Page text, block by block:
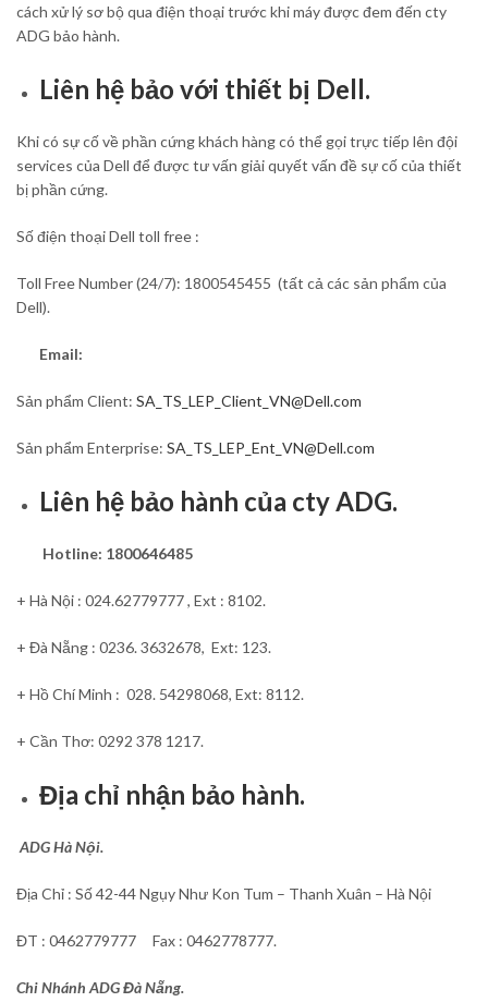
cách xử lý sơ bộ qua điện thoại trước khi máy được đem đến cty
ADG bảo hành.
Liên hệ bảo với thiết bị Dell.
Khi có sự cố về phần cứng khách hàng có thể gọi trực tiếp lên đội
services của Dell để được tư vấn giải quyết vấn đề sự cố của thiết
bị phần cứng.
Số điện thoại Dell toll free :
Toll Free Number (24/7): 1800545455 (tất cả các sản phẩm của
Dell).
Email:
Sản phẩm Client: SA_TS_LEP_Client_VN@Dell.com
Sản phẩm Enterprise: SA_TS_LEP_Ent_VN@Dell.com
Liên hệ bảo hành của cty ADG.
Hotline: 1800646485
+ Hà Nội : 024.62779777 , Ext : 8102.
+ Đà Nẵng : 0236. 3632678, Ext: 123.
+ Hồ Chí Minh : 028. 54298068, Ext: 8112.
+ Cần Thơ: 0292 378 1217.
Địa chỉ nhận bảo hành.
ADG Hà Nội.
Địa Chỉ : Số 42-44 Ngụy Như Kon Tum – Thanh Xuân – Hà Nội
ĐT : 0462779777 Fax : 0462778777.
Chi Nhánh ADG Đà Nẵng.